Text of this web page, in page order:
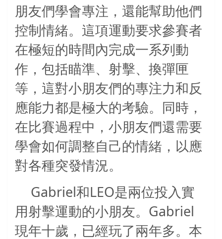
朋友們學會專注，還能幫助他們
控制情緒。這項運動要求參賽者
在極短的時間內完成一系列動
作，包括瞄準、射擊、換彈匣
等，這對小朋友們的專注力和反
應能力都是極大的考驗。同時，
在比賽過程中，小朋友們還需要
學會如何調整自己的情緒，以應
對各種突發情況。
Gabriel和LEO是兩位投入實
用射擊運動的小朋友。 Gabriel
現年十歲，已經玩了兩年多。本